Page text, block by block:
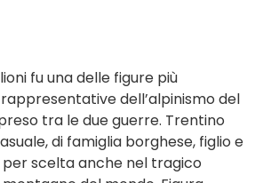
fu una delle figure più
dell’alpinismo del
tra le due guerre. Trentino
di famiglia borghese, figlio e
scelta anche nel tragico